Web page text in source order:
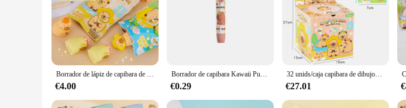
The capybara borrador is not just a tool; it's a precision instrument designed to elevate your artistic
ergonomically designed to provide a comfortable grip, reducing hand fatigue during prolonged use.
tool for achieving fine details and intricate corrections in your artwork.
**Versatile and Durable**
Crafted from high-quality rubber, these gomas de borrar are built to last. They are resistant to wear
multiple capybara borradores, allowing you to choose the right size and firmness for your specific
gomas de borrar are versatile enough to handle any task.
**Adaptable and Accessible**
Borrador de lápiz de capibara de dibujos animados, 4 Uds., borrador de capibara 3D de dibujos animados, bolsa sorpresa, papelería para estudiantes, suministros de oficina, regalos
€4.00
Borrador de capibara Kawaii Push Pull, suministros escolares suaves, borrador de goma para estudiantes de oficina estacionario sin desorden, regalo para niños, 1 ud.
€0.29
32 unids/caja capibara de dibujos animados bolsa ciega borrador papelería capibara figura de acción modelo muñeca juguete para regalos de niños
€27.01